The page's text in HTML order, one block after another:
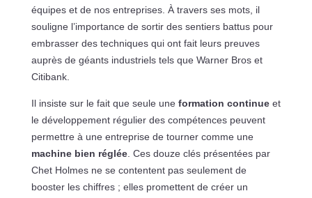
équipes et de nos entreprises. À travers ses mots, il
souligne l’importance de sortir des sentiers battus pour
embrasser des techniques qui ont fait leurs preuves
auprès de géants industriels tels que Warner Bros et
Citibank.
Il insiste sur le fait que seule une formation continueet
le développement régulier des compétences peuvent
permettre à une entreprise de tourner comme une
machine bien réglée. Ces douze clés présentées par
Chet Holmes ne se contentent pas seulement de
booster les chiffres ; elles promettent de créer un